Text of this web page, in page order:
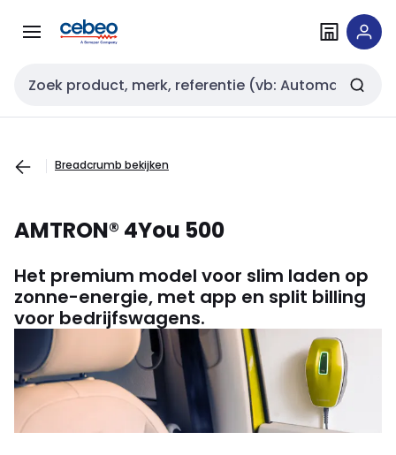
naar
naar
Zoekveld invoer
Breadcrumb bekijken
AMTRON® 4You 500
Het premium model voor slim laden op
zonne-energie, met app en split billing
voor bedrijfswagens.